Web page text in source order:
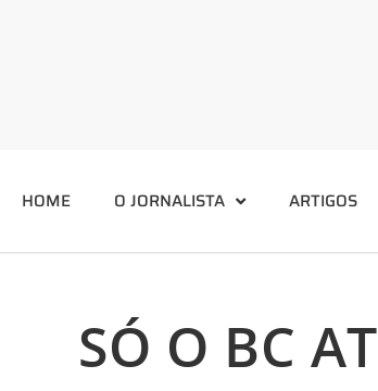
HOME O JORNALISTA ARTIGOS
SÓ O BC